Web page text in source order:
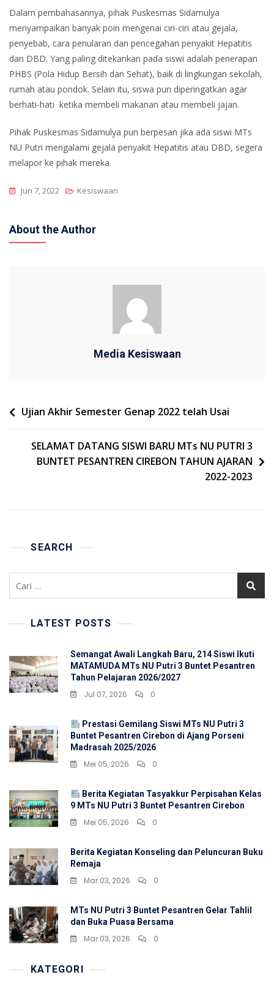
Dalam pembahasannya, pihak Puskesmas Sidamulya
menyampaikan banyak poin mengenai ciri-ciri atau gejala,
penyebab, cara penularan dan pencegahan penyakit Hepatitis
dan DBD. Yang paling ditekankan pada siswi adalah penerapan
PHBS (Pola Hidup Bersih dan Sehat), baik di lingkungan sekolah,
rumah atau pondok. Selain itu, siswa pun diperingatkan agar
berhati-hati ketika membeli makanan atau membeli jajan.
Pihak Puskesmas Sidamulya pun berpesan jika ada siswi MTs
NU Putri mengalami gejala penyakit Hepatitis atau DBD, segera
melapor ke pihak mereka.
Jun 7, 2022 Kesiswaan
About the Author
Media Kesiswaan
Navigasi
Ujian Akhir Semester Genap 2022 telah Usai
SELAMAT DATANG SISWI BARU MTs NU PUTRI 3
BUNTET PESANTREN CIREBON TAHUN AJARAN
2022-2023
SEARCH
LATEST POSTS
Semangat Awali Langkah Baru, 214 Siswi Ikuti
MATAMUDA MTs NU Putri 3 Buntet Pesantren
Tahun Pelajaran 2026/2027
Jul 07, 2026 0
Prestasi Gemilang Siswi MTs NU Putri 3
Buntet Pesantren Cirebon di Ajang Porseni
Madrasah 2025/2026
Mei 05, 2026 0
Berita Kegiatan Tasyakkur Perpisahan Kelas
9 MTs NU Putri 3 Buntet Pesantren Cirebon
Mei 05, 2026 0
Berita Kegiatan Konseling dan Peluncuran Buku
Remaja
Mar 03, 2026 0
MTs NU Putri 3 Buntet Pesantren Gelar Tahlil
dan Buka Puasa Bersama
Mar 03, 2026 0
KATEGORI